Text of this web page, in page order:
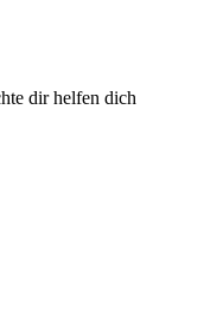
dir helfen dich